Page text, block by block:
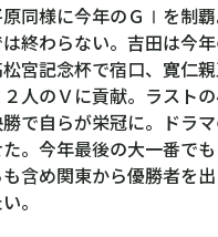
同様に今年のＧⅠを制
終わらない。吉田は今
宮記念杯で宿口、寛仁
人のＶに貢献。ラスト
で自らが栄冠に。ドラ
。今年最後の大一番で
含め関東から優勝者を
。